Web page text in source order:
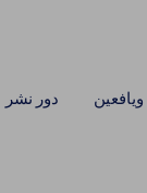
دور نشر